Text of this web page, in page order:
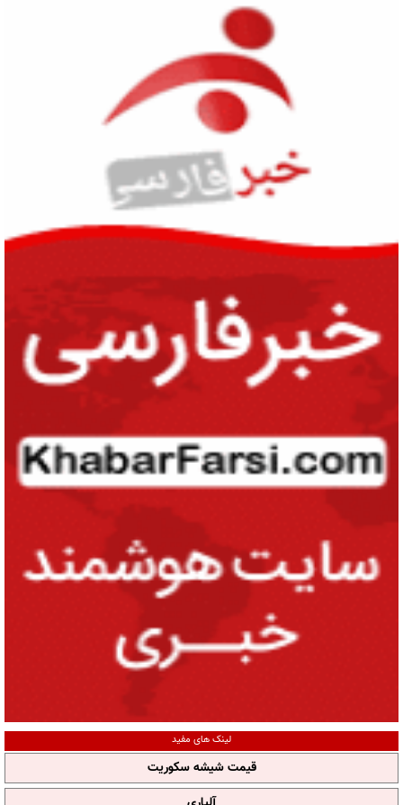
لینک های مفید
قیمت شیشه سکوریت